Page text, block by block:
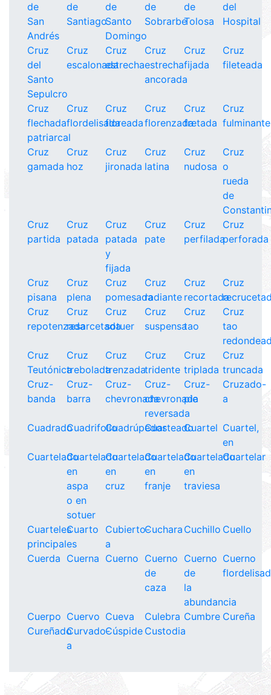
de
San
Andrés
de
Santiago
de
Santo
Domingo
de
Sobrarbe
de
Tolosa
del
Hospital
Cruz
del
Santo
Sepulcro
Cruz
escalonada
Cruz
estrecha
Cruz
estrecha
ancorada
Cruz
fijada
Cruz
fileteada
Cruz
flechada
patriarcal
Cruz
flordelisada
Cruz
floreada
Cruz
florenzada
Cruz
fretada
Cruz
fulminante
Cruz
gamada
Cruz
hoz
Cruz
jironada
Cruz
latina
Cruz
nudosa
Cruz
o
rueda
de
Cruz
partida
Cruz
patada
Cruz
patada
y
fijada
Cruz
pate
Cruz
perfilada
Cruz
perforada
Cruz
pisana
Cruz
plena
Cruz
pomesada
Cruz
radiante
Cruz
recortada
Cruz
Cruz
repotenzada
Cruz
resarcetada
Cruz
sotuer
Cruz
suspensa
Cruz
tao
Cruz
tao
Cruz
Teutónica
Cruz
trebolada
Cruz
trenzada
Cruz
tridente
Cruz
triplada
Cruz
truncada
Cruz-
banda
Cruz-
barra
Cruz-
chevronada
Cruz-
chevronada
reversada
Cruz-
pie
Cruzado-
a
CuadradoCuadrifolioCuadrúpedosCuarteadoCuartel Cuartel,
en
CuarteladoCuartelado
en
aspa
o en
sotuer
Cuartelado
en
cruz
Cuartelado
en
franje
Cuartelado
en
traviesa
Cuartelar
Cuarteles
principales
Cuarto
Cubierto-
a
Cuchara Cuchillo Cuello
Cuerda Cuerna Cuerno Cuerno
de
caza
Cuerno
de
la
abundancia
Cuerno
Cuerpo Cuervo Cueva Culebra Cumbre Cureña
CureñadoCurvado-
a
Cúspide Custodia